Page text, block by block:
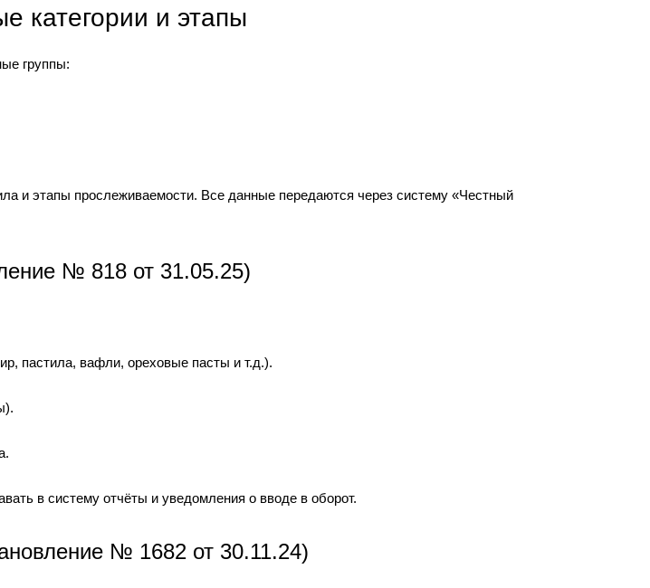
категории и этапы
группы:
и этапы прослеживаемости. Все данные передаются через систему «Честный
№ 818 от 31.05.25)
пастила, вафли, ореховые пасты и т.д.).
в систему отчёты и уведомления о вводе в оборот.
№ 1682 от 30.11.24)